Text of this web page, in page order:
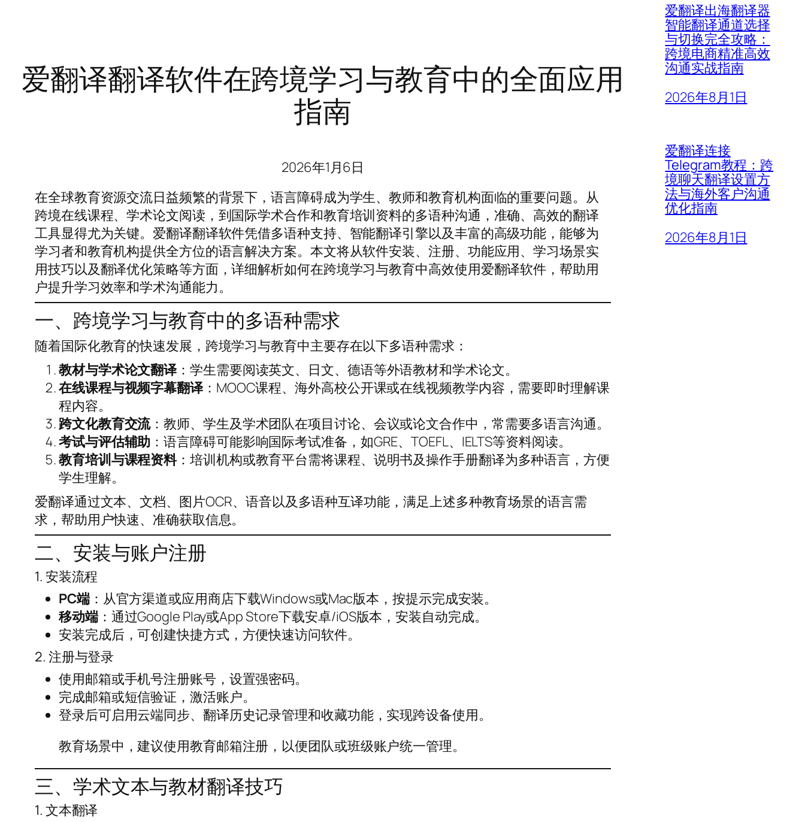
爱翻译翻译软件在跨境学习与教育中的全面应用
指南
2026年1月6日
在全球教育资源交流日益频繁的背景下，语言障碍成为学生、教师和教育机构面临的重要问题。从
跨境在线课程、学术论文阅读，到国际学术合作和教育培训资料的多语种沟通，准确、高效的翻译
工具显得尤为关键。爱翻译翻译软件凭借多语种支持、智能翻译引擎以及丰富的高级功能，能够为
学习者和教育机构提供全方位的语言解决方案。本文将从软件安装、注册、功能应用、学习场景实
用技巧以及翻译优化策略等方面，详细解析如何在跨境学习与教育中高效使用爱翻译软件，帮助用
户提升学习效率和学术沟通能力。
一、跨境学习与教育中的多语种需求
随着国际化教育的快速发展，跨境学习与教育中主要存在以下多语种需求：
教材与学术论文翻译：学生需要阅读英文、日文、德语等外语教材和学术论文。
在线课程与视频字幕翻译：MOOC课程、海外高校公开课或在线视频教学内容，需要即时理解课
程内容。
跨文化教育交流：教师、学生及学术团队在项目讨论、会议或论文合作中，常需要多语言沟通。
考试与评估辅助 ：语言障碍可能影响国际考试准备，如GRE、TOEFL、IELTS等资料阅读。
教育培训与课程资料：培训机构或教育平台需将课程、说明书及操作手册翻译为多种语言，方便
学生理解。
爱翻译通过文本、文档、图片OCR、语音以及多语种互译功能，满足上述多种教育场景的语言需
求，帮助用户快速、准确获取信息。
二、安装与账户注册
1. 安装流程
PC端：从官方渠道或应用商店下载Windows或Mac版本，按提示完成安装。
移动端：通过Google Play或App Store下载安卓/iOS版本，安装自动完成。
安装完成后，可创建快捷方式，方便快速访问软件。
2. 注册与登录
使用邮箱或手机号注册账号，设置强密码。
完成邮箱或短信验证，激活账户。
登录后可启用云端同步、翻译历史记录管理和收藏功能，实现跨设备使用。
教育场景中，建议使用教育邮箱注册，以便团队或班级账户统一管理。
三、学术文本与教材翻译技巧
1. 文本翻译
爱翻译出海翻译器
智能翻译通道选择
与切换完全攻略：
跨境电商精准高效
沟通实战指南
2026年8月1日
爱翻译连接
Telegram教程：跨
境聊天翻译设置方
法与海外客户沟通
优化指南
2026年8月1日